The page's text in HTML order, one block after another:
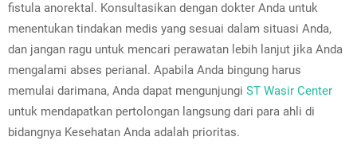
fistula anorektal. Konsultasikan dengan dokter Anda untuk
menentukan tindakan medis yang sesuai dalam situasi Anda,
dan jangan ragu untuk mencari perawatan lebih lanjut jika Anda
mengalami abses perianal. Apabila Anda bingung harus
memulai darimana, Anda dapat mengunjungi ST Wasir Center
untuk mendapatkan pertolongan langsung dari para ahli di
bidangnya Kesehatan Anda adalah prioritas.